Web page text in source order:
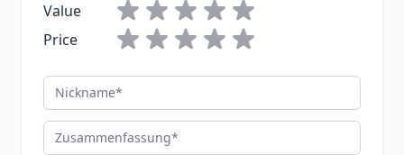
Value
Price
Nickname
Zusammenfassung